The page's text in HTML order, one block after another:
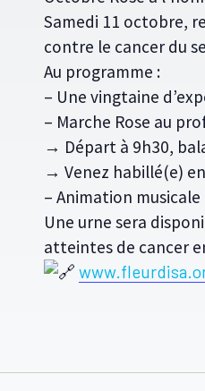
Samedi 11 octobre,
contre le cancer du
Au programme :
– Une vingtaine
– Marche Rose au
→ Départ à 9h30,
→ Venez habillé(e)
– Animation musicale
Une urne sera
atteintes de cancer